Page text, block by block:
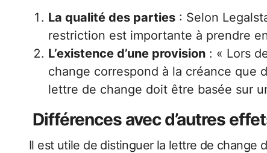
La qualité des parties : Selon
restriction est importante à prendre
L’existence d’une provision : « Lors
change correspond à la créance que
lettre de change doit être basée sur
Différences avec d’autres
Il est utile de distinguer la lettre de change